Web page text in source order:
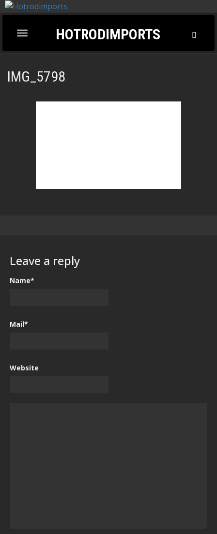
Toggle
navigation
HOTRODIMPORTS
IMG_5798
Leave a reply
Name*
Mail*
Website